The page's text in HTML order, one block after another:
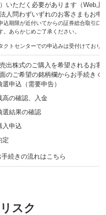
いただく必要があります（Web
人問わずいずれのお客さまもお申
込期限が近付いてからの証券総合取引口
。あらかじめご了承ください。
クトセンターでの申込みは受付けており
出株式のご購入を希望されるお
のご希望の銘柄欄からお手続きく
選申込（需要申告）
高の確認、入金
選結果の確認
入申込
定
手続きの流れはこちら
スク